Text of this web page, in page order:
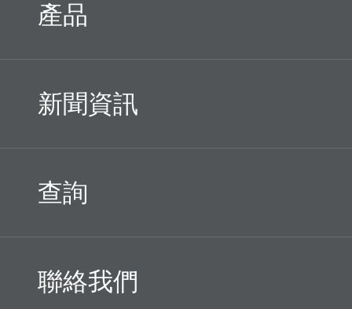
產品
新聞資訊
查詢
聯絡我們